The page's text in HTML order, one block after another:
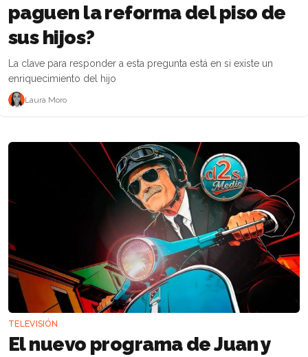
paguen la reforma del piso de
sus hijos?
La clave para responder a esta pregunta está en si existe un
enriquecimiento del hijo
Laura Moro
TELEVISIÓN
El nuevo programa de Juan y